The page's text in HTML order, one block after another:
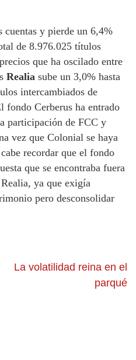
cuentas y pierde un 6,4%
de 8.976.025 títulos
que ha oscilado entre
Realia sube un 3,0% hasta
intercambiados de
fondo Cerberus ha entrado
participación de FCC y
vez que Colonial se haya
recordar que el fondo
que se encontraba fuera
ya que exigía
pero desconsolidar
La volatilidad reina en el
parqué